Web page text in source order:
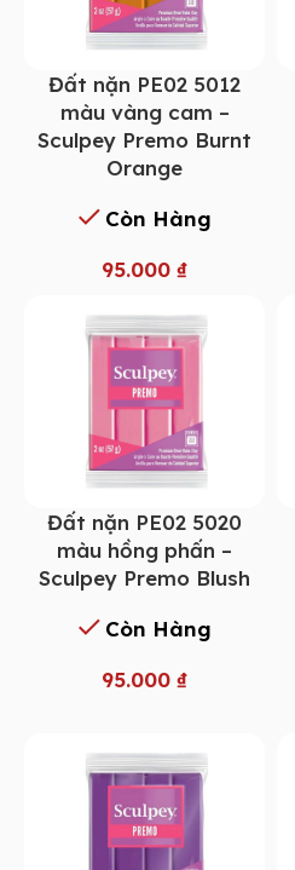
Đất nặn PE02 5012
màu vàng cam –
Sculpey Premo Burnt
Orange
Còn Hàng
95.000 ₫
Đất nặn PE02 5020
màu hồng phấn –
Sculpey Premo Blush
Còn Hàng
95.000 ₫